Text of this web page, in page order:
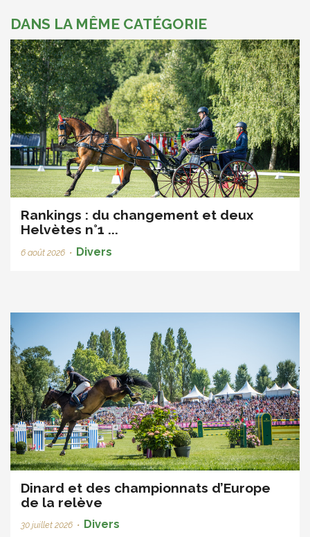
DANS LA MÊME CATÉGORIE
Rankings : du changement et deux
Helvètes n°1 ...
6 août 2026 • Divers
Dinard et des championnats d’Europe
de la relève
30 juillet 2026 • Divers